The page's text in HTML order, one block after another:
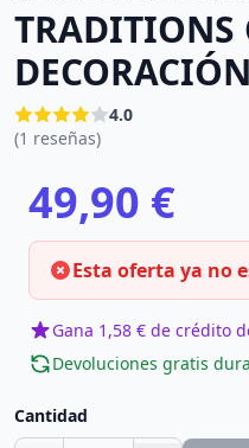
TRADITIONS
4.0
(1 reseñas)
49,90 €
Esta oferta ya no
Gana 1,58 € de crédito
Devoluciones gratis
Cantidad